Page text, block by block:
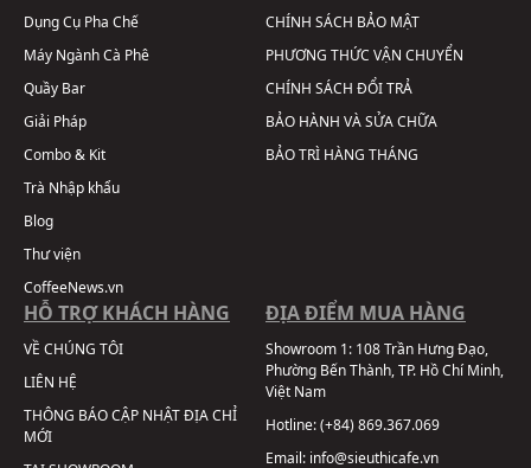
Dụng Cụ Pha Chế
Máy Ngành Cà Phê
Quầy Bar
Giải Pháp
Combo & Kit
Trà Nhập khẩu
Blog
Thư viện
CoffeeNews.vn
CHÍNH SÁCH BẢO MẬT
PHƯƠNG THỨC VẬN CHUYỂN
CHÍNH SÁCH ĐỔI TRẢ
BẢO HÀNH VÀ SỬA CHỮA
BẢO TRÌ HÀNG THÁNG
HỖ TRỢ KHÁCH HÀNG
VỀ CHÚNG TÔI
LIÊN HỆ
THÔNG BÁO CẬP NHẬT ĐỊA CHỈ
MỚI
ĐỊA ĐIỂM MUA HÀNG
Showroom 1: 108 Trần Hưng Đạo,
Phường Bến Thành, TP. Hồ Chí Minh,
Việt Nam
Hotline:(+84) 869.367.069
Email: info@sieuthicafe.vn